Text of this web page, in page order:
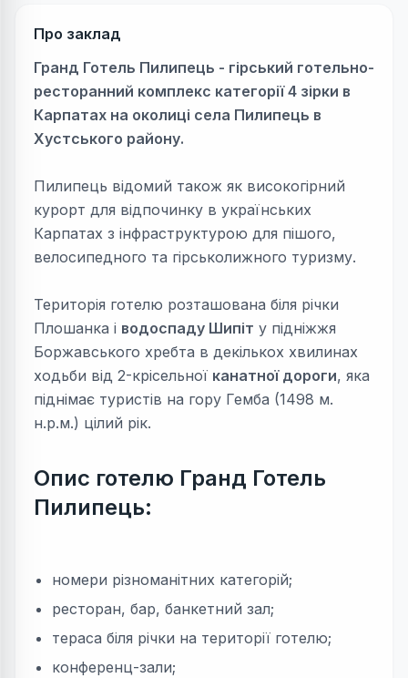
Про заклад
Гранд Готель Пилипець - гірський готельно-
ресторанний комплекс категорії 4 зірки в
Карпатах на околиці села Пилипець в
Хустського району.
Пилипець відомий також як високогірний
курорт для відпочинку в українських
Карпатах з інфраструктурою для пішого,
велосипедного та гірськолижного туризму.
Територія готелю розташована біля річки
Плошанка і водоспаду Шипіт у підніжжя
Боржавського хребта в декількох хвилинах
ходьби від 2-крісельної канатної дороги, яка
піднімає туристів на гору Гемба (1498 м.
н.р.м.) цілий рік.
Опис готелю Гранд Готель
Пилипець:
номери різноманітних категорій;
ресторан, бар, банкетний зал;
тераса біля річки на території готелю;
конференц-зали;